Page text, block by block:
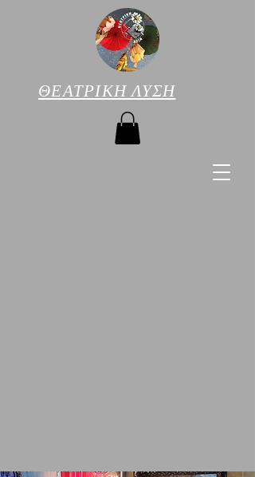
ΘΕΑΤΡΙΚΗ ΛΥΣΗ